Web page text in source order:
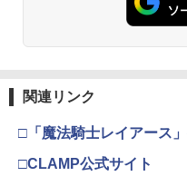
関連リンク
□「魔法騎士レイアース
□CLAMP公式サイト